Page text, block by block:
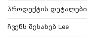
პროდუქტის დეტალები
ჩვენს შესახებ Lee